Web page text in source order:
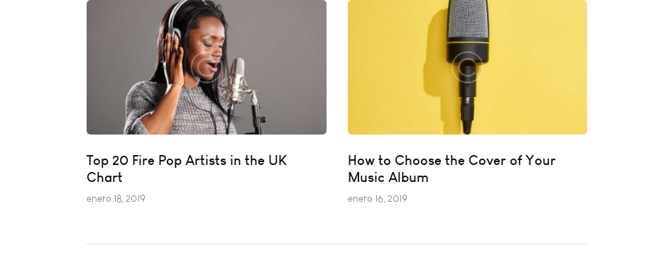
Top 20 Fire Pop Artists in the UK
Chart
enero 18, 2019
How to Choose the Cover of Your
Music Album
enero 16, 2019